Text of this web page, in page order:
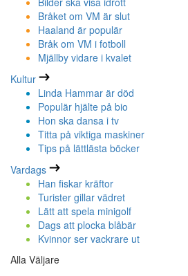
Bråket om VM är slut
Haaland är populär
Bråk om VM i fotboll
Mjällby vidare i kvalet
Kultur
Linda Hammar är död
Populär hjälte på bio
Hon ska dansa i tv
Titta på viktiga maskiner
Tips på lättlästa böcker
Vardags
Han fiskar kräftor
Turister gillar vädret
Lätt att spela minigolf
Dags att plocka blåbär
Kvinnor ser vackrare ut
Alla Väljare